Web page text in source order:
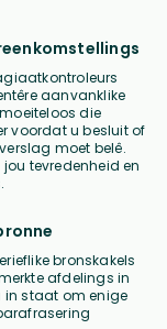
aanvanklike
die
voordat u besluit of
moet belê.
tevredenheid en
bronskakels
afdelings in
in staat om enige